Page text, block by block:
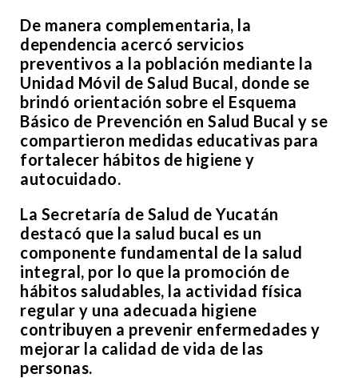
De manera complementaria, la
dependencia acercó servicios
preventivos a la población mediante la
Unidad Móvil de Salud Bucal, donde se
brindó orientación sobre el Esquema
Básico de Prevención en Salud Bucal y se
compartieron medidas educativas para
fortalecer hábitos de higiene y
autocuidado.
La Secretaría de Salud de Yucatán
destacó que la salud bucal es un
componente fundamental de la salud
integral, por lo que la promoción de
hábitos saludables, la actividad física
regular y una adecuada higiene
contribuyen a prevenir enfermedades y
mejorar la calidad de vida de las
personas.